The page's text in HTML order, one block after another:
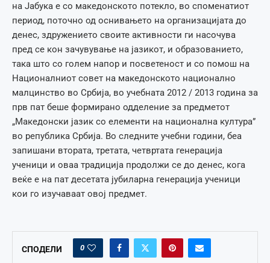
на Јабука е со македонското потекло, во споменатиот
период, поточно од оснивањето на организацијата до
денес, здружението своите активности ги насочува
пред се кон зачувување на јазикот, и образованието,
така што со голем напор и посветеност и со помош на
Националниот совет на македонското национално
малцинство во Србија, во учебната 2012 / 2013 година за
прв пат беше формирано одделение за предметот
„Македонски јазик со елементи на национална култура”
во република Србија. Во следните учебни години, беа
запишани втората, третата, четвртата генерација
ученици и оваа традиција продолжи се до денес, кога
веќе е на пат десетата јубиларна генерација ученици
кои го изучаваат овој предмет.
СПОДЕЛИ 0